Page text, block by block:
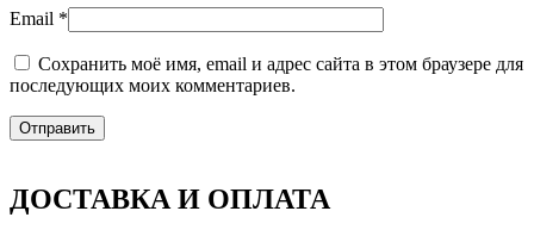
Email *
Сохранить моё имя, email и адрес сайта в этом браузере для
последующих моих комментариев.
ДОСТАВКА И ОПЛАТА